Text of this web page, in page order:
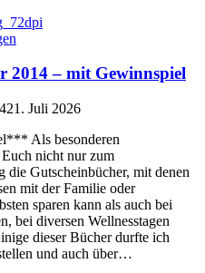
2014 – mit Gewinnspiel
21. Juli 2026
Als besonderen
nicht nur zum
die Gutscheinbücher, mit denen
mit der Familie oder
sparen kann als auch bei
bei diversen Wellnesstagen
dieser Bücher durfte ich
und auch über…